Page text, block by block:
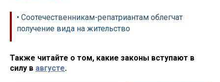
• Соотечественникам-репатриантам облегчат
получение вида на жительство
Также читайте о том, какие законы вступают в
силу в августе.